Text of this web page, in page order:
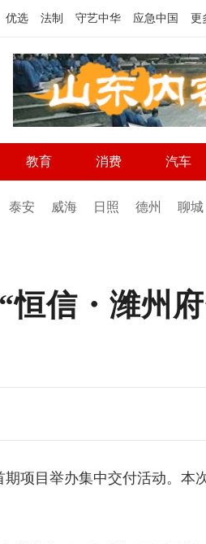
优选 法制 守艺中华 应急中国 更
教育 消费 汽车
泰安 威海 日照 德州 聊城
信・潍州
期项目举办集中交付活动。本